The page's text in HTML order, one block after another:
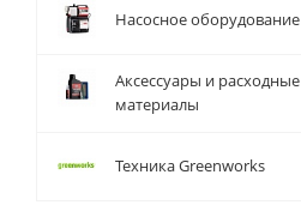
Насосное оборудование
Аксессуары и расходные
материалы
Техника Greenworks